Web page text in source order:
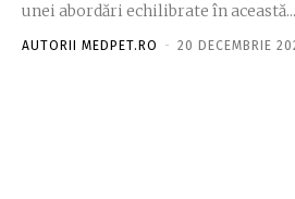
unei abordări echilibrate în această...
AUTORII MEDPET.RO - 20 DECEMBRIE